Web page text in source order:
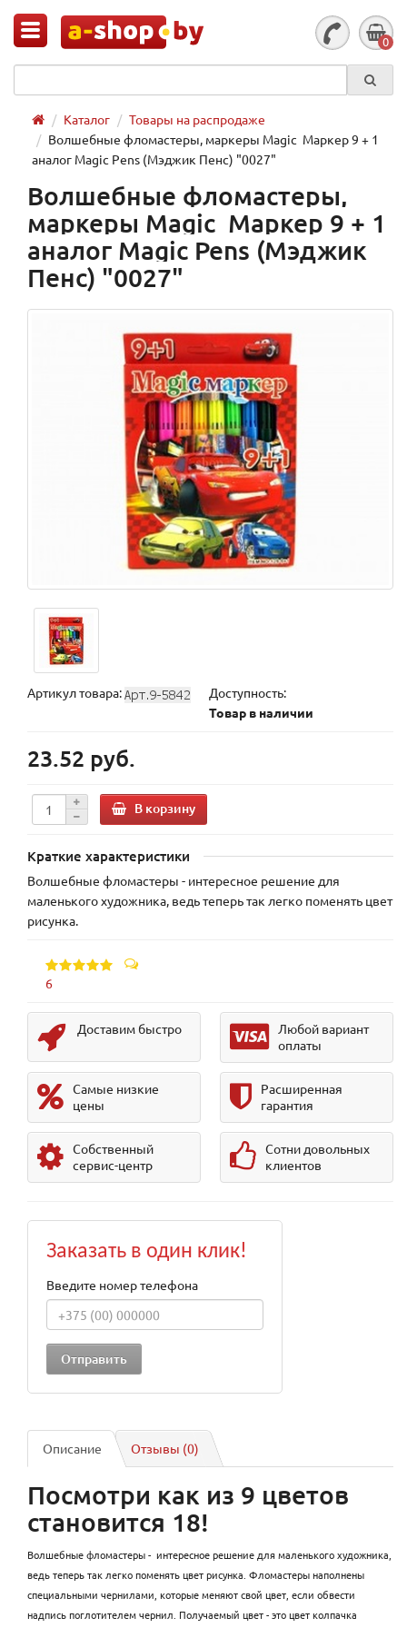
0
Каталог
Товары на распродаже
Волшебные фломастеры, маркеры Magic Маркер 9 + 1
аналог Magic Pens (Мэджик Пенс) "0027"
Волшебные фломастеры,
маркеры Magic Маркер 9 + 1
аналог Magic Pens (Мэджик
Пенс) "0027"
Артикул товара:
Доступность:
Товар в наличии
23.52 руб.
В корзину
Краткие характеристики
Волшебные фломастеры - интересное решение для
маленького художника, ведь теперь так легко поменять цвет
рисунка.
6
Доставим быстро
Любой вариант
оплаты
Самые низкие
цены
Расширенная
гарантия
Собственный
сервис-центр
Сотни довольных
клиентов
Заказать в один клик!
Введите номер телефона
Описание Отзывы (0)
Посмотри как из 9 цветов
становится 18!
Волшебные фломастеры - интересное решение для маленького художника,
ведь теперь так легко поменять цвет рисунка. Фломастеры наполнены
специальными чернилами, которые меняют свой цвет, если обвести
надпись поглотителем чернил. Получаемый цвет - это цвет колпачка